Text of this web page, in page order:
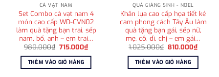
CÀ VẠT NAM
Set Combo cà vạt nam 4
món cao cấp WD-CVN02
làm quà tặng bạn trai, sếp
nam, bố, anh – em trai…
980.000₫ Giá
là:
980.000₫.
715.000₫Giá
hiện
tại
715.000₫.
THÊM VÀO GIỎ HÀNG
QUÀ GIÁNG SINH - NOEL
Khăn lụa cao cấp họa tiết kẻ
cam phong cách Tây Âu làm
quà tặng bạn gái, sếp nữ,
mẹ, cô, dì, chị – em gái…
1.025.000₫ Giá
là:
1.025.000₫.
810.000₫Giá
hiện
tại
THÊM VÀO GIỎ HÀNG